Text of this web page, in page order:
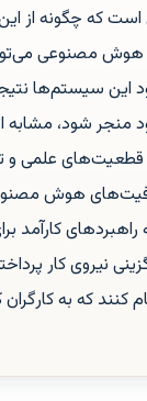
که چگونه از
مصنوعی می‌تواند
این سیستم‌ها
منجر شود،
علمی و
هوش
کارآمد
نیروی کار
که به کارگران